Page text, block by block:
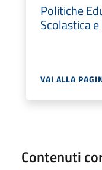
Politiche
Scolastica
VAI ALLA
Contenuti